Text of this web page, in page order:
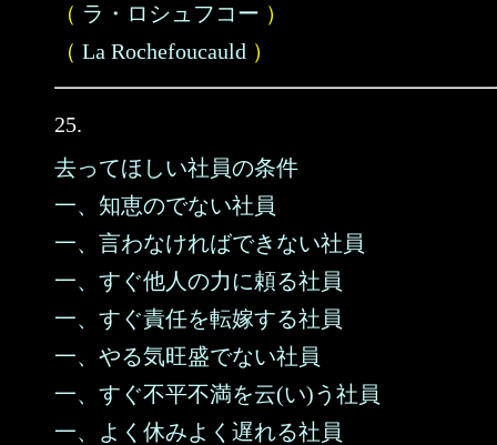
（ ラ・ロシュフコー ）
（ La Rochefoucauld ）
25.
去ってほしい社員の条件
一、知恵のでない社員
一、言わなければできない社員
一、すぐ他人の力に頼る社員
一、すぐ責任を転嫁する社員
一、やる気旺盛でない社員
一、すぐ不平不満を云(い)う社員
一、よく休みよく遅れる社員